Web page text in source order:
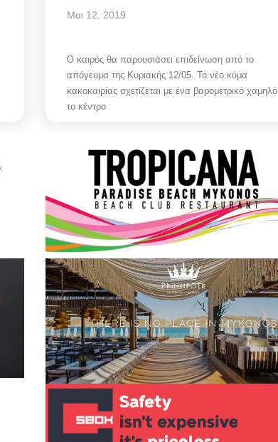
Μαι 12, 2019
Ο καιρός θα παρουσιάσει επιδείνωση από το
απόγευμα της Κυριακής 12/05. Το νέο κύμα
κακοκαιρίας σχετίζεται με ένα βαρομετρικό χαμηλό
το κέντρο